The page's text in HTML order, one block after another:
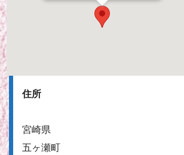
住所
宮崎県
五ヶ瀬町